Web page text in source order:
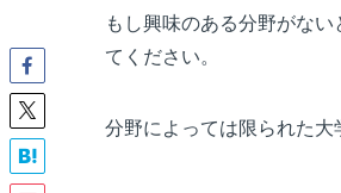
もし興味のある分野がな
てください。
分野によっては限られた大